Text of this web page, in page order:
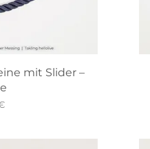
mit Slider –